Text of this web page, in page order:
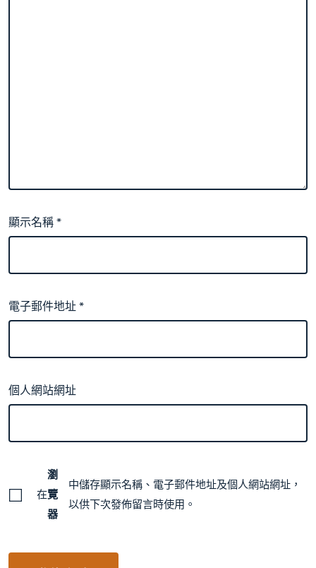
顯示名稱*
電子郵件地址*
個人網站網址
在
瀏
覽
器
中儲存顯示名稱、電子郵件地址及個人網站網址，
以供下次發佈留言時使用。